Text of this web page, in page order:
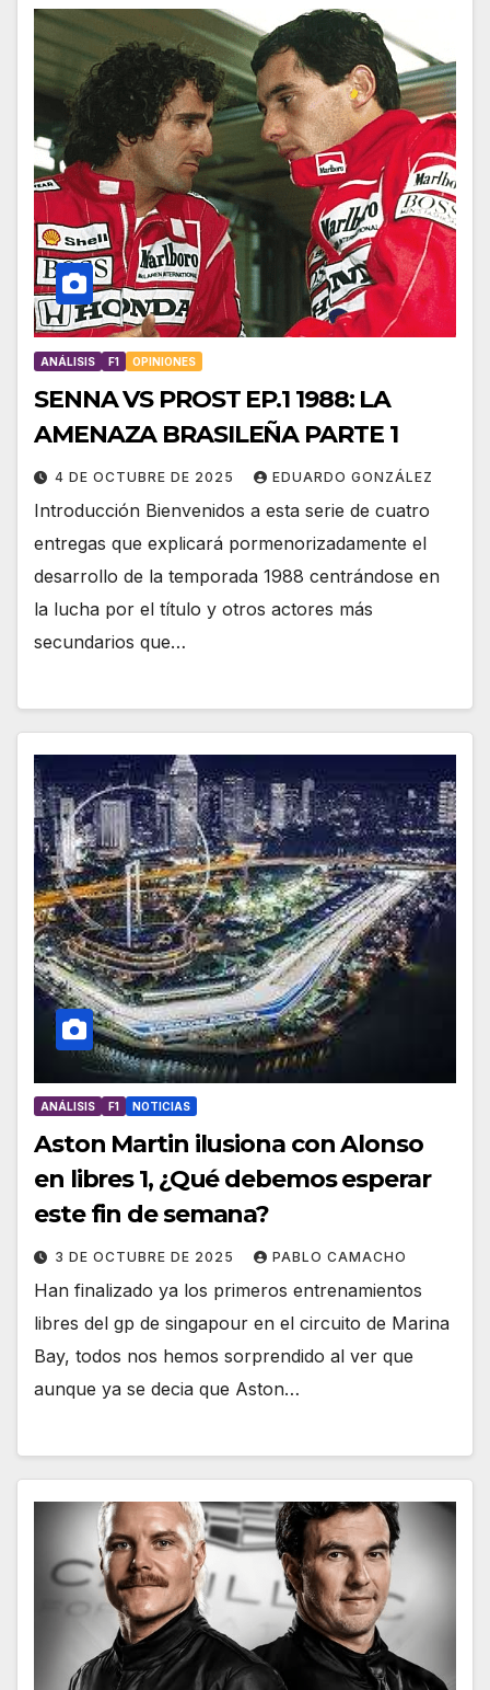
ANÁLISIS F1 OPINIONES
SENNA VS PROST EP.1 1988: LA
AMENAZA BRASILEÑA PARTE 1
4 DE OCTUBRE DE 2025 EDUARDO GONZÁLEZ
Introducción Bienvenidos a esta serie de cuatro
entregas que explicará pormenorizadamente el
desarrollo de la temporada 1988 centrándose en
la lucha por el título y otros actores más
secundarios que…
ANÁLISIS F1 NOTICIAS
Aston Martin ilusiona con Alonso
en libres 1, ¿Qué debemos esperar
este fin de semana?
3 DE OCTUBRE DE 2025 PABLO CAMACHO
Han finalizado ya los primeros entrenamientos
libres del gp de singapour en el circuito de Marina
Bay, todos nos hemos sorprendido al ver que
aunque ya se decia que Aston…